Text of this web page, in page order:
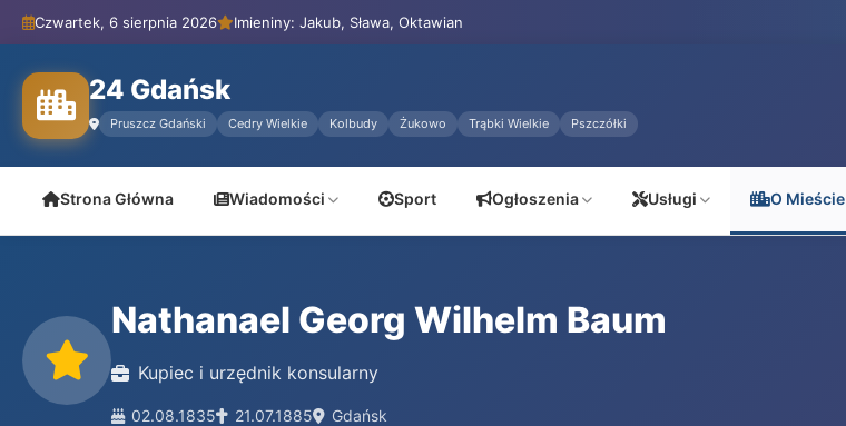
Czwartek, 6 sierpnia 2026 Imieniny: Jakub, Sława, Oktawian
24 Gdańsk
Pruszcz Gdański Cedry Wielkie Kolbudy Żukowo Trąbki Wielkie Pszczółki
Strona Główna Wiadomości Sport Ogłoszenia Usługi O Mieście
Nathanael Georg Wilhelm Baum
Kupiec i urzędnik konsularny
02.08.1835 21.07.1885 Gdańsk